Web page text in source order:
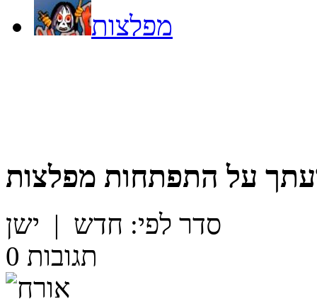
מפלצות
על התפתחות מפלצות
סדר לפי: חדש | ישן
0 תגובות